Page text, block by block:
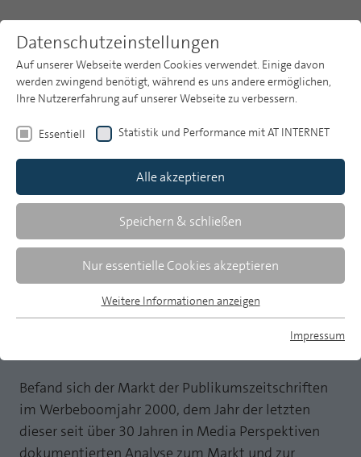
MP auf Mastodon
MP auf LinkedIn
Publikationsarchiv
Heft 9
Publikumszeitschriften: Dominanz der
Großverlage gestiegen
Daten zum Markt und zur Konzentration
der Publikumspresse in Deutschland im I.
Befand sich der Markt der Publikumszeitschriften
im Werbeboomjahr 2000, dem Jahr der letzten
dieser seit über 30 Jahren in Media Perspektiven
dokumentierten Analyse zum Markt und zur
Datenschutzeinstellungen
Auf unserer Webseite werden Cookies verwendet. Einige davon
werden zwingend benötigt, während es uns andere ermöglichen,
Ihre Nutzererfahrung auf unserer Webseite zu verbessern.
Essentiell Statistik und Performance mit AT INTERNET
Alle akzeptieren
Speichern & schließen
Nur essentielle Cookies akzeptieren
Essentielle Cookies werden für grundlegende Funktionen der
Webseite einwandfrei funktioniert.
Anbieter TYPO3
Statistik und Performance mit AT INTERNET
Weitere Informationen anzeigen
Impressum